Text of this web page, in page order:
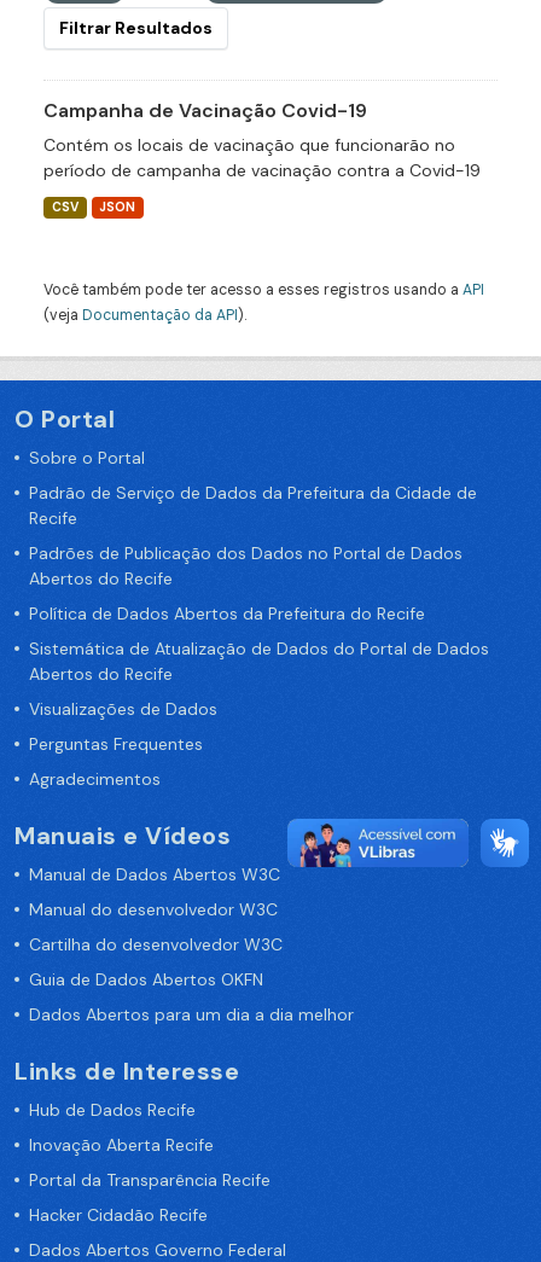
Filtrar Resultados
Campanha de Vacinação Covid-19
Contém os locais de vacinação que funcionarão no
período de campanha de vacinação contra a Covid-19
CSV JSON
Você também pode ter acesso a esses registros usando a API
(veja Documentação da API).
O Portal
Sobre o Portal
Padrão de Serviço de Dados da Prefeitura da Cidade de
Recife
Padrões de Publicação dos Dados no Portal de Dados
Abertos do Recife
Política de Dados Abertos da Prefeitura do Recife
Sistemática de Atualização de Dados do Portal de Dados
Abertos do Recife
Visualizações de Dados
Perguntas Frequentes
Agradecimentos
Manuais e Vídeos
Manual de Dados Abertos W3C
Manual do desenvolvedor W3C
Cartilha do desenvolvedor W3C
Guia de Dados Abertos OKFN
Dados Abertos para um dia a dia melhor
Links de Interesse
Hub de Dados Recife
Inovação Aberta Recife
Portal da Transparência Recife
Hacker Cidadão Recife
Dados Abertos Governo Federal